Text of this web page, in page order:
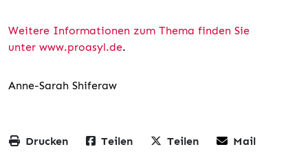
Weitere Informationen zum Thema finden Sie
unter www.proasyl.de.
Anne-Sarah Shiferaw
Drucken Teilen Teilen Mail